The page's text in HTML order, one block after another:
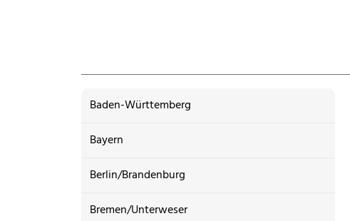
Baden-Württemberg
Bayern
Berlin/Brandenburg
Bremen/Unterweser